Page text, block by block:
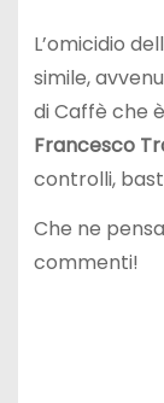
L’omicidio
simile,
di Caffè che
Francesco
controlli,
Che ne
commenti!